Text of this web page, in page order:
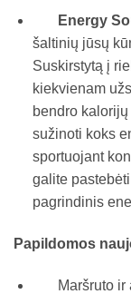
Energy
šaltinių jūsų
Suskirstytą į
kiekvienam
bendro
sužinoti koks
sportuojant
galite
pagrindinis
Papildomos
Maršruto ir